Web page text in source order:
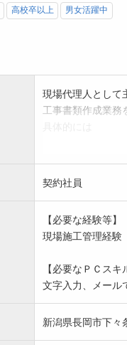
高校卒以上 男女活躍中
現場代理人として
工事書類作成業務
・客先、取引会社
・現場施工管理など
(変更の範囲)会社
契約社員
【必要な経験等】
現場施工管理経験
【必要なＰＣスキ
文字入力、メール
新潟県長岡市下